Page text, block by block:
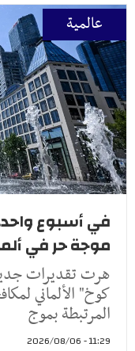
عالمية
موجة حر في
هرت تقديرات
كوخ" الألماني
المرتبطة بموج
11:29 - 2026/08/06